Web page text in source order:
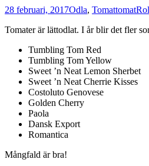
28 februari, 2017Odla, Tomattomat
Tomater är lättodlat. I år blir det fler
Tumbling Tom Red
Tumbling Tom Yellow
Sweet ’n Neat Lemon Sherbet
Sweet ’n Neat Cherrie Kisses
Costoluto Genovese
Golden Cherry
Paola
Dansk Export
Romantica
Mångfald är bra!